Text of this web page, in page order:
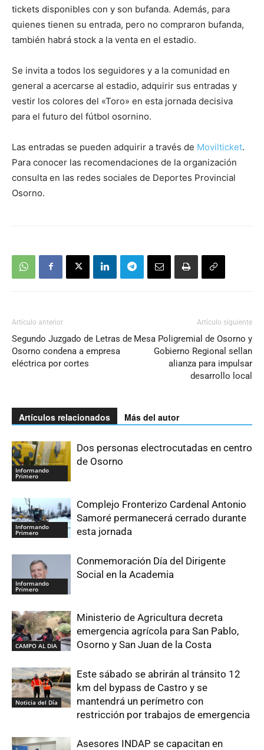
tickets disponibles con y son bufanda. Además, para
quienes tienen su entrada, pero no compraron bufanda,
también habrá stock a la venta en el estadio.
Se invita a todos los seguidores y a la comunidad en
general a acercarse al estadio, adquirir sus entradas y
vestir los colores del «Toro» en esta jornada decisiva
para el futuro del fútbol osornino.
Las entradas se pueden adquirir a través de Movilticket.
Para conocer las recomendaciones de la organización
consulta en las redes sociales de Deportes Provincial
Osorno.
Artículo anterior
Segundo Juzgado de Letras de
Osorno condena a empresa
eléctrica por cortes
Artículo siguiente
Mesa Poligremial de Osorno y
Gobierno Regional sellan
alianza para impulsar
desarrollo local
Artículos relacionados Más del autor
Informando
Primero
Dos personas electrocutadas en centro
de Osorno
Informando
Primero
Complejo Fronterizo Cardenal Antonio
Samoré permanecerá cerrado durante
esta jornada
Informando
Primero
Conmemoración Día del Dirigente
Social en la Academia
CAMPO AL DIA
Ministerio de Agricultura decreta
emergencia agrícola para San Pablo,
Osorno y San Juan de la Costa
Noticia del Día
Este sábado se abrirán al tránsito 12
km del bypass de Castro y se
mantendrá un perímetro con
restricción por trabajos de emergencia
Asesores INDAP se capacitan en